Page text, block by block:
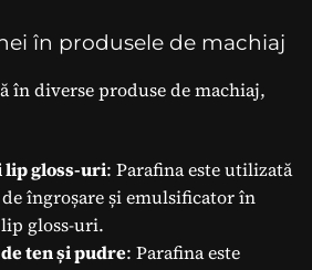
în produsele de machiaj
în diverse produse de machiaj,
lip gloss-uri: Parafina este utilizată
de îngroșare și emulsificator în
gloss-uri.
ten și pudre: Parafina este